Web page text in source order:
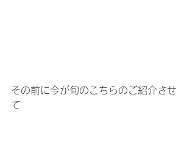
その前に今が旬のこちらのご紹介させ
て